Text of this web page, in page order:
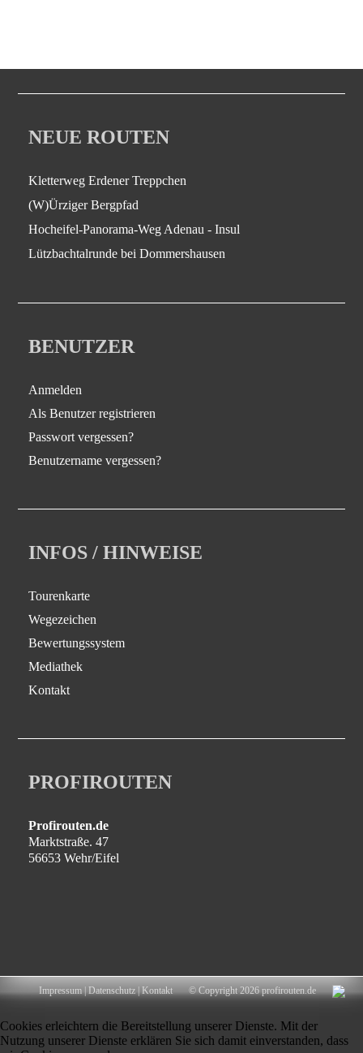
NEUE ROUTEN
Kletterweg Erdener Treppchen
(W)Ürziger Bergpfad
Hocheifel-Panorama-Weg Adenau - Insul
Lützbachtalrunde bei Dommershausen
BENUTZER
Anmelden
Als Benutzer registrieren
Passwort vergessen?
Benutzername vergessen?
INFOS / HINWEISE
Tourenkarte
Wegezeichen
Bewertungssystem
Mediathek
Kontakt
PROFIROUTEN
Profirouten.de
Marktstraße. 47
56653 Wehr/Eifel
© Copyright 2026 profirouten.de
Impressum|Datenschutz|Kontakt
Cookies erleichtern die Bereitstellung unserer Dienste. Mit der
Nutzung unserer Dienste erklären Sie sich damit einverstanden, dass